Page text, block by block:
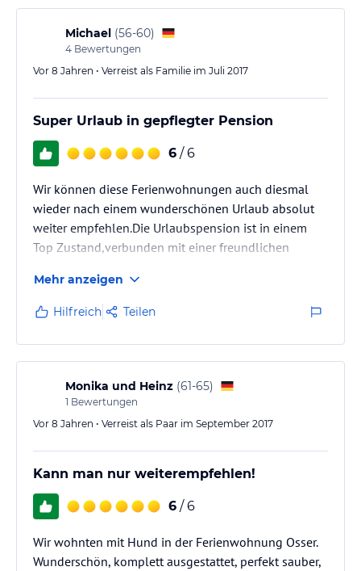
Bahn Ticket sehr viele Erlebniss- Zentren bequem
erreichen kann und dabei…
Michael (56-60)
4 Bewertungen
Vor 8 Jahren • Verreist als Familie im Juli 2017
Super Urlaub in gepflegter Pension
6 / 6
Wir können diese Ferienwohnungen auch diesmal
wieder nach einem wunderschönen Urlaub absolut
weiter empfehlen.Die Urlaubspension ist in einem
Top Zustand,verbunden mit einer freundlichen
Wir haben den Aufenthalt in der gemühtlichen
Ferienwohnung ,die mit einer guten Küche
,modernen Badezimmer,Schlafzimmer und Balkon
ausgestattet ist sehr genossen.
Die Ferienwohnungen liegen sehr zentral in Zwiesel
und bis zum Bahnhof(ca.15min).Mit der Waldbahn
kann man in Verbindung mit Nationalpark…
Mehr anzeigen
Hilfreich Teilen
Monika und Heinz (61-65)
1 Bewertungen
Vor 8 Jahren • Verreist als Paar im September 2017
Kann man nur weiterempfehlen!
6 / 6
Wir wohnten mit Hund in der Ferienwohnung Osser.
Wunderschön, komplett ausgestattet, perfekt sauber,